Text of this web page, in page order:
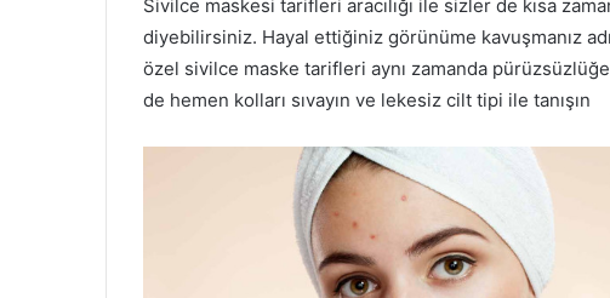
Sivilce maskesi tarifleri aracılığı ile sizler de kısa
diyebilirsiniz. Hayal ettiğiniz görünüme kavuşmanız
özel sivilce maske tarifleri aynı zamanda
de hemen kolları sıvayın ve lekesiz cilt tipi ile tanışın